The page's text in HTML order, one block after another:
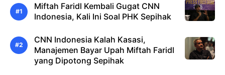
Miftah Faridl Kembali Gugat CNN
Indonesia, Kali Ini Soal PHK Sepihak
CNN Indonesia Kalah Kasasi,
Manajemen Bayar Upah Miftah Faridl
yang Dipotong Sepihak